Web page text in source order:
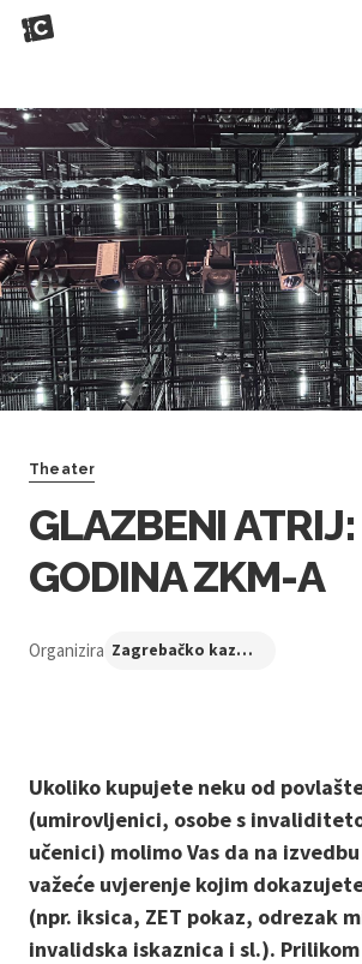
Theater
GLAZBENI
GODINA ZKM-A
Organizira Zagrebačko kazalište mladih
Ukoliko kupujete neku od
(umirovljenici, osobe s
učenici) molimo Vas da na
važeće uvjerenje kojim
(npr. iksica, ZET pokaz, odrezak
invalidska iskaznica i sl.).